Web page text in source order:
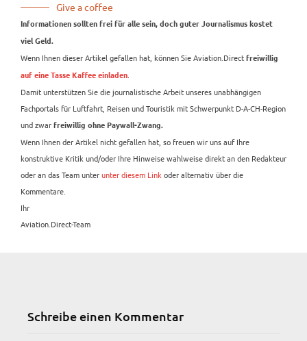
Give a coffee
Informationen sollten frei für alle sein, doch guter Journalismus kostet
viel Geld.
Wenn Ihnen dieser Artikel gefallen hat, können Sie Aviation.Direct freiwillig
auf eine Tasse Kaffee einladen
Damit unterstützen Sie die journalistische Arbeit unseres unabhängigen
Fachportals für Luftfahrt, Reisen und Touristik mit Schwerpunkt D-A-CH-Region
und zwar freiwillig ohne Paywall-Zwang.
Wenn Ihnen der Artikel nicht gefallen hat, so freuen wir uns auf Ihre
konstruktive Kritik und/oder Ihre Hinweise wahlweise direkt an den Redakteur
oder an das Team unterunter diesem Link oder alternativ über die
Kommentare.
Ihr
Aviation.Direct-Team
Schreibe einen Kommentar